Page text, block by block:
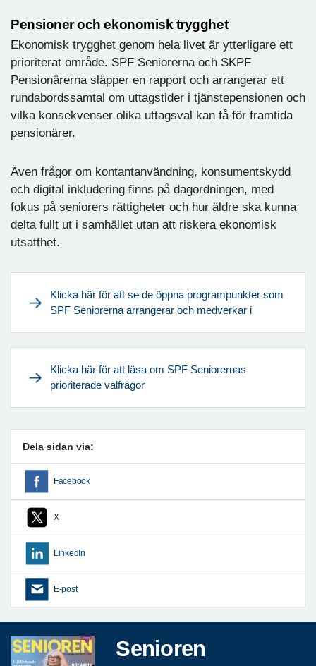
Pensioner och ekonomisk trygghet
Ekonomisk trygghet genom hela livet är ytterligare ett
prioriterat område. SPF Seniorerna och SKPF
Pensionärerna släpper en rapport och arrangerar ett
rundabordssamtal om uttagstider i tjänstepensionen och
vilka konsekvenser olika uttagsval kan få för framtida
pensionärer.
Även frågor om kontantanvändning, konsumentskydd
och digital inkludering finns på dagordningen, med
fokus på seniorers rättigheter och hur äldre ska kunna
delta fullt ut i samhället utan att riskera ekonomisk
utsatthet.
Klicka här för att se de öppna programpunkter som
SPF Seniorerna arrangerar och medverkar i
Klicka här för att läsa om SPF Seniorernas
prioriterade valfrågor
Dela sidan via:
Facebook
X
LinkedIn
E-post
Senioren